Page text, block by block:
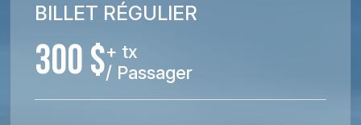
BILLET RÉGULIER
300 $+ tx
/ Passager